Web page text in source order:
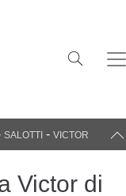
SALOTTI - VICTOR
Victor di